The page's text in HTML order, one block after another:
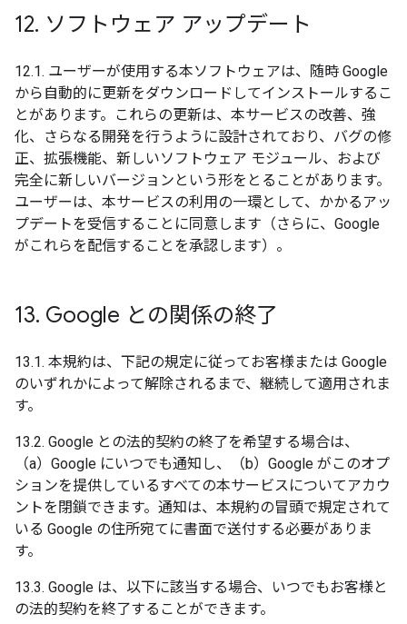
12. ソフトウェア アップデート
12.1. ユーザーが使用する本ソフトウェアは、随時 Google
から自動的に更新をダウンロードしてインストールするこ
とがあります。これらの更新は、本サービスの改善、強
化、さらなる開発を行うように設計されており、バグの修
正、拡張機能、新しいソフトウェア モジュール、および
完全に新しいバージョンという形をとることがあります。
ユーザーは、本サービスの利用の一環として、かかるアッ
プデートを受信することに同意します（さらに、Google
がこれらを配信することを承認します）。
13. Google との関係の終了
13.1. 本規約は、下記の規定に従ってお客様または Google
のいずれかによって解除されるまで、継続して適用されま
す。
13.2. Google との法的契約の終了を希望する場合は、
（a）Google にいつでも通知し、（b）Google がこのオプ
ションを提供しているすべての本サービスについてアカウ
ントを閉鎖できます。通知は、本規約の冒頭で規定されて
いる Google の住所宛てに書面で送付する必要がありま
す。
13.3. Google は、以下に該当する場合、いつでもお客様と
の法的契約を終了することができます。